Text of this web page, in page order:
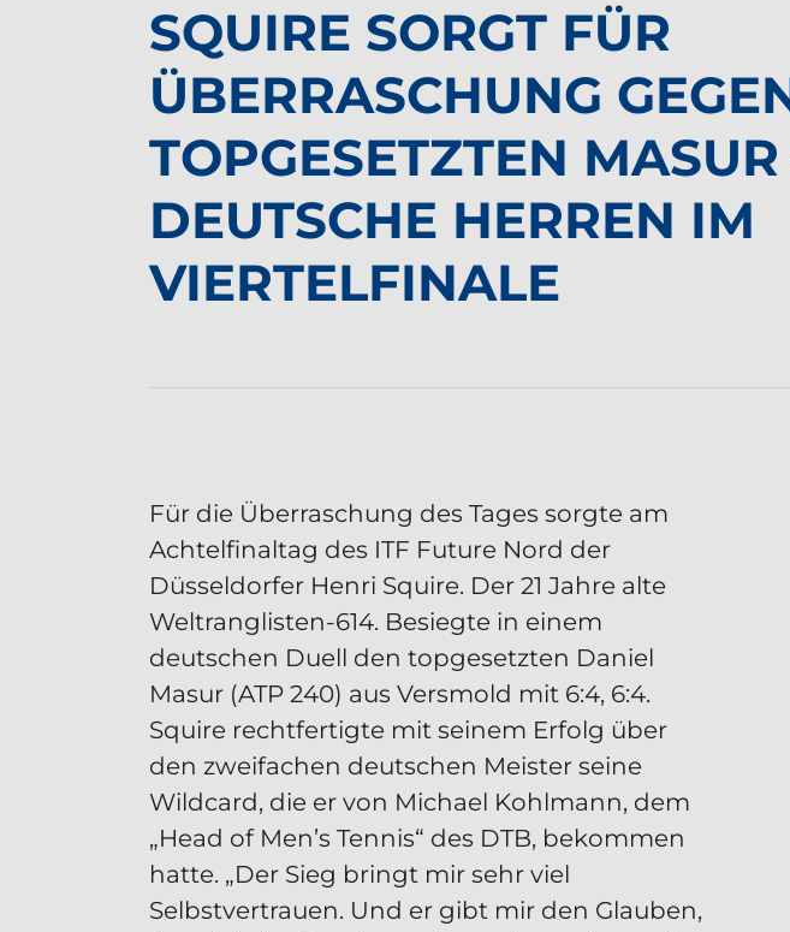
SQUIRE SORGT FÜR
ÜBERRASCHUNG
TOPGESETZTEN
DEUTSCHE HERREN IM
VIERTELFINALE
Für die Überraschung des Tages sorgte am
Achtelfinaltag des ITF Future Nord der
Düsseldorfer Henri Squire. Der 21 Jahre alte
Weltranglisten-614. Besiegte in einem
deutschen Duell den topgesetzten Daniel
Masur (ATP 240) aus Versmold mit 6:4, 6:4.
Squire rechtfertigte mit seinem Erfolg über
den zweifachen deutschen Meister seine
Wildcard, die er von Michael Kohlmann, dem
„Head of Men’s Tennis“ des DTB, bekommen
hatte. „Der Sieg bringt mir sehr viel
Selbstvertrauen. Und er gibt mir den Glauben,